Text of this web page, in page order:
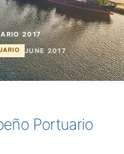
2017
JUNE 2017
Portuario